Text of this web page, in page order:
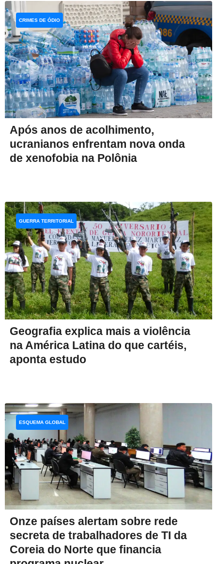
Após anos de acolhimento,
ucranianos enfrentam nova onda
de xenofobia na Polônia
CRIMES DE ÓDIO
Geografia explica mais a violência
na América Latina do que cartéis,
aponta estudo
GUERRA TERRITORIAL
Onze países alertam sobre rede
secreta de trabalhadores de TI da
Coreia do Norte que financia
ESQUEMA GLOBAL